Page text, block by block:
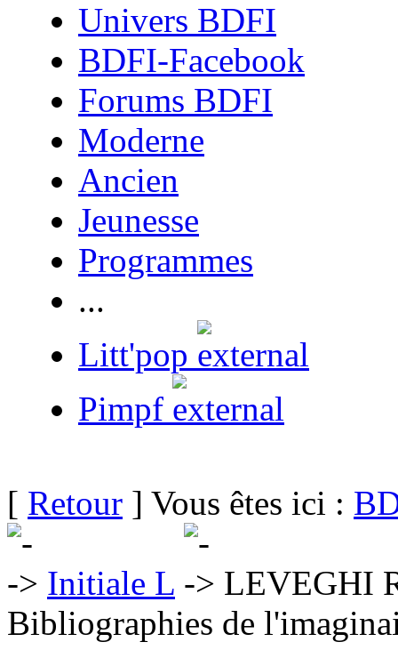
Univers BDFI
BDFI-Facebook
Forums BDFI
Moderne
Ancien
Jeunesse
Programmes
...
Litt'pop
Pimpf
[ Retour ] Vous êtes ici :
Initiale L
LEVEGHI
Bibliographies de